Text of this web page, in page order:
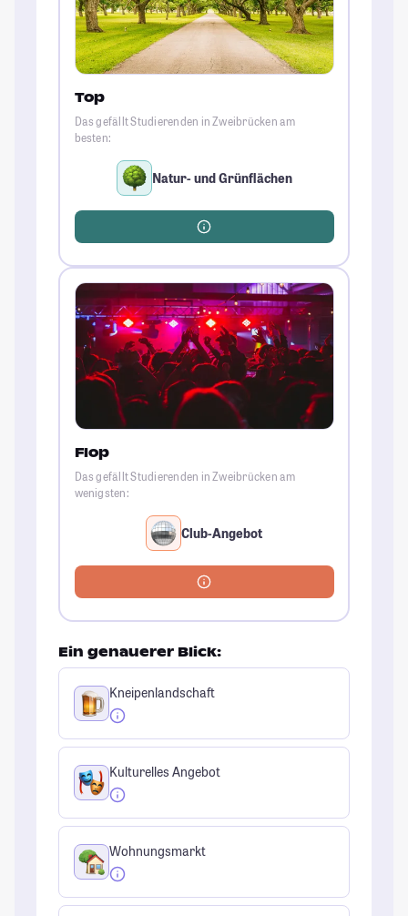
Top
Das gefällt Studierenden in Zweibrücken am
besten:
Natur- und Grünflächen
Flop
Das gefällt Studierenden in Zweibrücken am
wenigsten:
Club-Angebot
Ein genauerer Blick:
Kneipenlandschaft
Kulturelles Angebot
Wohnungsmarkt